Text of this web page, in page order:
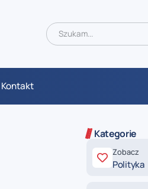
Kontakt
Kategorie
Zobacz
Polityka